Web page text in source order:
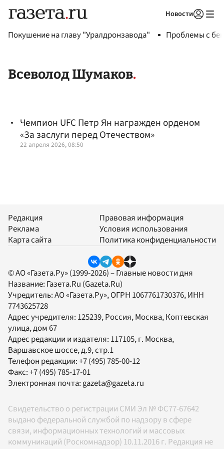
Новости
Покушение на главу "Уралдронзавода" Проблемы с
Всеволод Шумаков
Чемпион UFC Петр Ян награжден орденом
«За заслуги перед Отечеством»
22 апреля 2026, 08:50
Редакция
Реклама
Карта сайта
Правовая информация
Условия использования
Политика конфиденциальности
© АО «Газета.Ру» (1999-2026) – Главные новости дня
Название: Газета.Ru (Gazeta.Ru)
Учредитель:АО «Газета.Ру», ОГРН 1067761730376, ИНН
7743625728
Адрес учредителя: 125239, Россия, Москва, Коптевская
улица, дом 67
Адрес редакции и издателя: 117105, г. Москва,
Варшавское шоссе, д.9, стр.1
Телефон редакции:+7 (495) 785-00-12
Факс:+7 (495) 785-17-01
Электронная почта:gazeta@gazeta.ru
Свидетельство о регистрации СМИ Эл № ФС77-67642
выдано федеральной службой по надзору в сфере
связи, информационных технологий и массовых
коммуникаций (Роскомнадзор) 10.11.2016 г. Редакция не